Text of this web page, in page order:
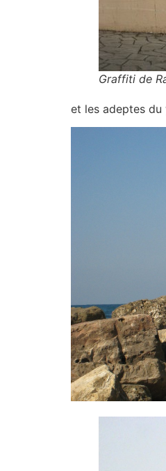
Graffiti de
et les adeptes du